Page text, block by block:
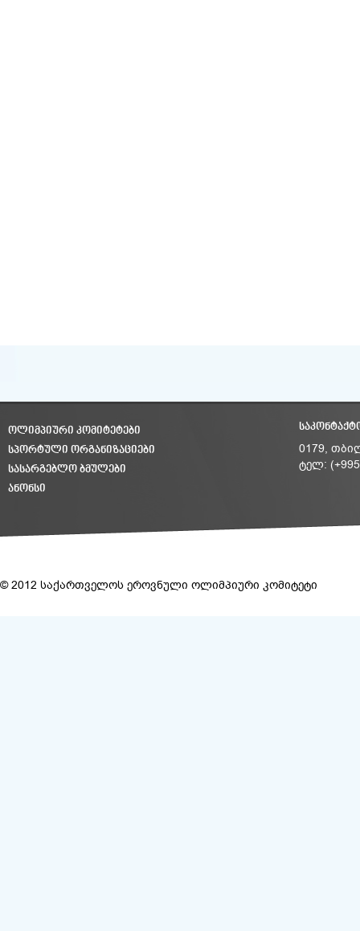
ᲝᲚᲘᲛᲞᲘᲣᲠᲘ ᲙᲝᲛᲘᲢᲔᲢᲔᲑᲘ
ᲡᲞᲝᲠᲢᲣᲚᲘ ᲝᲠᲒᲐᲜᲘᲖᲐᲪᲘᲔᲑᲘ
ᲡᲐᲡᲐᲠᲒᲔᲑᲚᲝ ᲑᲛᲣᲚᲔᲑᲘ
ᲐᲜᲝᲜᲡᲘ
0179,
ტელ: (+995
© 2012 საქართველოს ეროვნული ოლიმპიური კომიტეტი